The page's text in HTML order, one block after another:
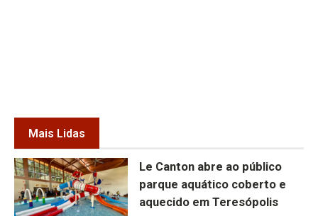
Mais Lidas
Le Canton abre ao público
parque aquático coberto e
aquecido em Teresópolis